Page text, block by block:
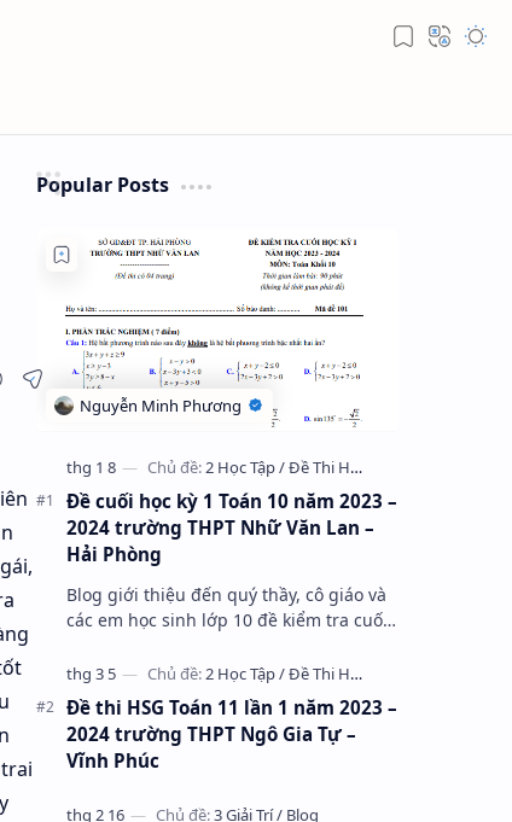
Popular Posts
Đề cuối học kỳ 1 Toán 10 năm 2023 –
2024 trường THPT Nhữ Văn Lan –
Hải Phòng
Blog giới thiệu đến quý thầy, cô giáo và
các em học sinh lớp 10 đề kiểm tra cuối
2024 trường THPT Nhữ Văn Lan, th…
Đề thi HSG Toán 11 lần 1 năm 2023 –
2024 trường THPT Ngô Gia Tự –
Vĩnh Phúc